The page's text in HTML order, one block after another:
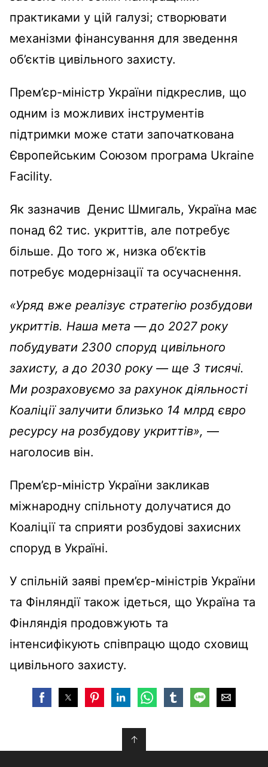
практиками у цій галузі; створювати
механізми фінансування для зведення
об’єктів цивільного захисту.
Прем’єр-міністр України підкреслив, що
одним із можливих інструментів
підтримки може стати започаткована
Європейським Союзом програма Ukraine
Facility.
Як зазначив Денис Шмигаль, Україна має
понад 62 тис. укриттів, але потребує
більше. До того ж, низка об’єктів
потребує модернізації та осучаснення.
«Уряд вже реалізує стратегію розбудови
укриттів. Наша мета — до 2027 року
побудувати 2300 споруд цивільного
захисту, а до 2030 року — ще 3 тисячі.
Ми розраховуємо за рахунок діяльності
Коаліції залучити близько 14 млрд євро
ресурсу на розбудову укриттів», —
наголосив він.
Прем’єр-міністр України закликав
міжнародну спільноту долучатися до
Коаліції та сприяти розбудові захисних
споруд в Україні.
У спільній заяві прем’єр-міністрів України
та Фінляндії також ідеться, що Україна та
Фінляндія продовжують та
інтенсифікують співпрацю щодо сховищ
цивільного захисту.
↑